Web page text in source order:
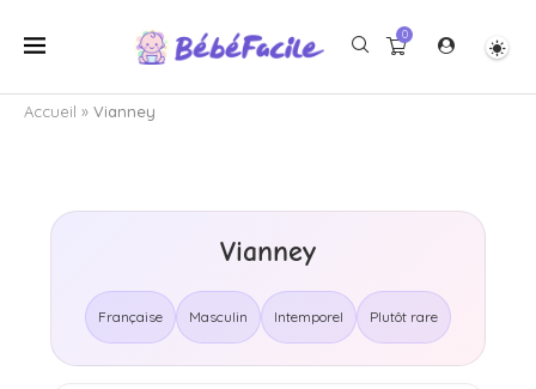
0
Accueil » Vianney
Vianney
Française Masculin Intemporel Plutôt rare